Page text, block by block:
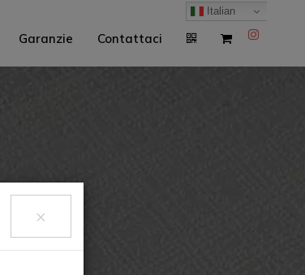
Italian
Garanzie Contattaci
×